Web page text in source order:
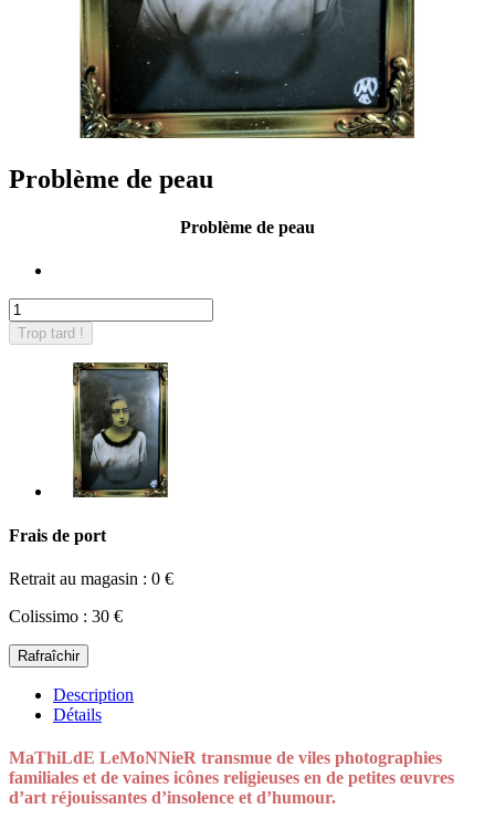
Problème de peau
Problème de peau
Trop tard !
Frais de port
Retrait au magasin : 0 €
Colissimo : 30 €
Description
Détails
MaThiLdE LeMoNNieR transmue de viles photographies
familiales et de vaines icônes religieuses en de petites œuvres
d’art réjouissantes d’insolence et d’humour.